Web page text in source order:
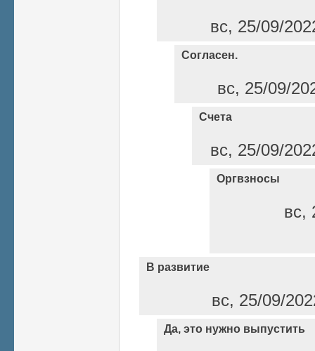
вс, 25/09/
Согласен.
вс, 25/09/
Счета
вс, 25/09/
Оргвзносы
вс,
В развитие
вс, 25/09/
Да, это нужно выпустить